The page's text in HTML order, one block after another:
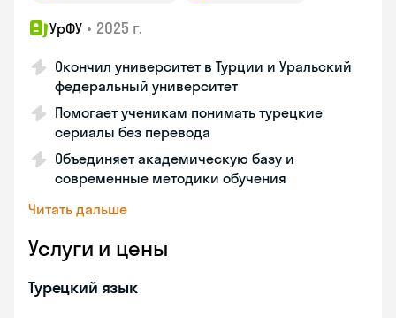
УрФУ • 2025 г.
Окончил университет в Турции и Уральский
федеральный университет
Помогает ученикам понимать турецкие
сериалы без перевода
Объединяет академическую базу и
современные методики обучения
Читать дальше
Услуги и цены
Турецкий язык